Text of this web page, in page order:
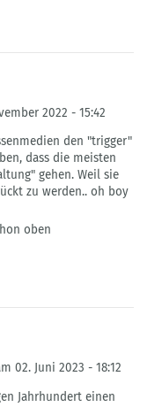
2022 - 15:42
den "trigger"
dass die meisten
gehen. Weil sie
zu werden.. oh boy
oben
02. Juni 2023 - 18:12
Jahrhundert einen